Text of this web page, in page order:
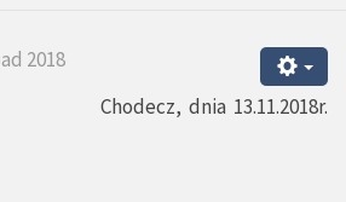
2018
Chodecz, dnia 13.11.2018r.